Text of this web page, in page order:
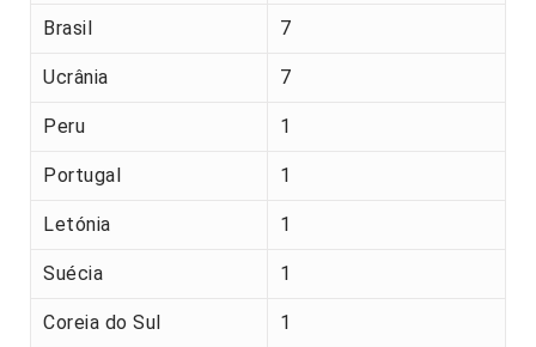
Brasil 7
Ucrânia 7
Peru 1
Portugal 1
Letónia 1
Suécia 1
Coreia do Sul 1